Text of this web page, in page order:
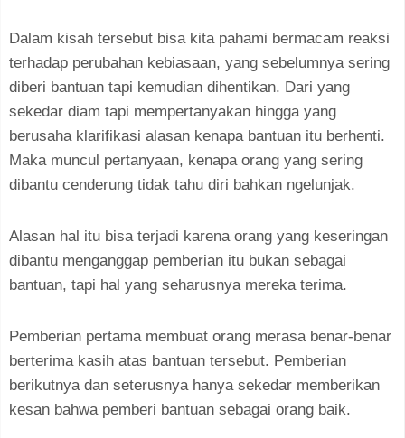
Dalam kisah tersebut bisa kita pahami bermacam reaksi
terhadap perubahan kebiasaan, yang sebelumnya sering
diberi bantuan tapi kemudian dihentikan. Dari yang
sekedar diam tapi mempertanyakan hingga yang
berusaha klarifikasi alasan kenapa bantuan itu berhenti.
Maka muncul pertanyaan, kenapa orang yang sering
dibantu cenderung tidak tahu diri bahkan ngelunjak.
Alasan hal itu bisa terjadi karena orang yang keseringan
dibantu menganggap pemberian itu bukan sebagai
bantuan, tapi hal yang seharusnya mereka terima.
Pemberian pertama membuat orang merasa benar-benar
berterima kasih atas bantuan tersebut. Pemberian
berikutnya dan seterusnya hanya sekedar memberikan
kesan bahwa pemberi bantuan sebagai orang baik.